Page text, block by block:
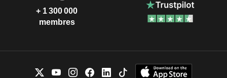
+ 1 300 000
membres